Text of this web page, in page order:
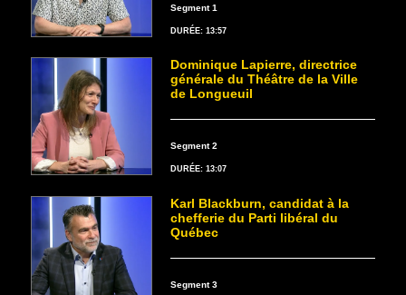
Segment 1
DURÉE: 13:57
Dominique Lapierre, directrice
générale du Théâtre de la Ville
de Longueuil
Segment 2
DURÉE: 13:07
Karl Blackburn, candidat à la
chefferie du Parti libéral du
Québec
Segment 3